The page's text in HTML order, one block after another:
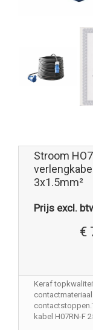
Stroom
3x1.5mm²
Prijs excl.
€
Keraf
kabel H07RN-F